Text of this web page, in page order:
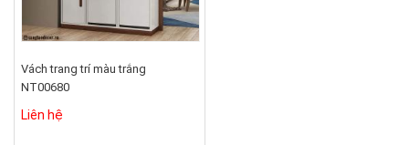
Vách trang trí màu trắng
NT00680
Liên hệ